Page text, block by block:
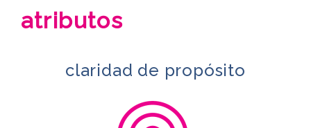
atributos
claridad de propósito